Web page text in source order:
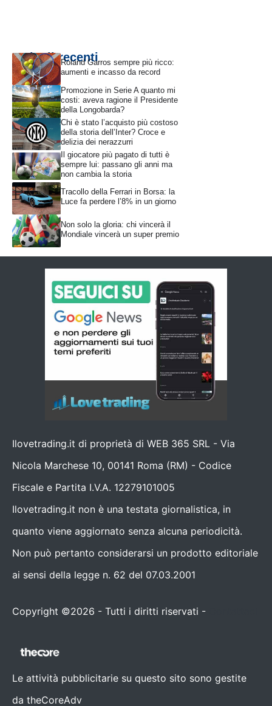
Articoli recentiRoland Garros sempre più ricco:
aumenti e incasso da record
Promozione in Serie A quanto mi
costi: aveva ragione il Presidente
della Longobarda?
Chi è stato l’acquisto più costoso
della storia dell’Inter? Croce e
delizia dei nerazzurri
Il giocatore più pagato di tutti è
sempre lui: passano gli anni ma
non cambia la storia
Tracollo della Ferrari in Borsa: la
Luce fa perdere l’8% in un giorno
Non solo la gloria: chi vincerà il
Mondiale vincerà un super premio
Ilovetrading.it di proprietà di WEB 365 SRL - Via
Nicola Marchese 10, 00141 Roma (RM) - Codice
Fiscale e Partita I.V.A. 12279101005
Ilovetrading.it non è una testata giornalistica, in
quanto viene aggiornato senza alcuna periodicità.
Non può pertanto considerarsi un prodotto editoriale
ai sensi della legge n. 62 del 07.03.2001
Copyright ©2026 - Tutti i diritti riservati -
Le attività pubblicitarie su questo sito sono gestite
da theCoreAdv